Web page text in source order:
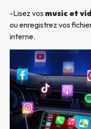
-Lisez vos music et
ou enregistrez vos
interne.